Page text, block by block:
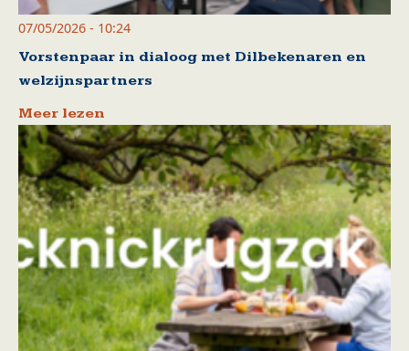
07/05/2026 - 10:24
Vorstenpaar in dialoog met Dilbekenaren en
welzijnspartners
Meer lezen